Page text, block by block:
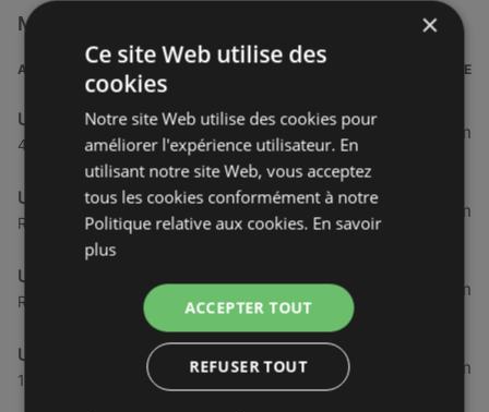
Magasins U Express à proximité
ADRESSE DISTANCE
U Express
47 rue de brest, 29830 Ploudalmézeau
33,42 km
U Express
Rue Du Loch, 29570 Camaret-sur-Mer
42,23 km
U Express
Rue Saint Exupery, 29200 Brest
44,48 km
U Express
17 Rue Cuirasse Bretagne, 29200 Brest
44,67 km
×
Ce site Web utilise des
cookies
Notre site Web utilise des cookies pour
améliorer l'expérience utilisateur. En
utilisant notre site Web, vous acceptez
tous les cookies conformément à notre
Politique relative aux cookies. En savoir
plus
ACCEPTER TOUT
REFUSER TOUT